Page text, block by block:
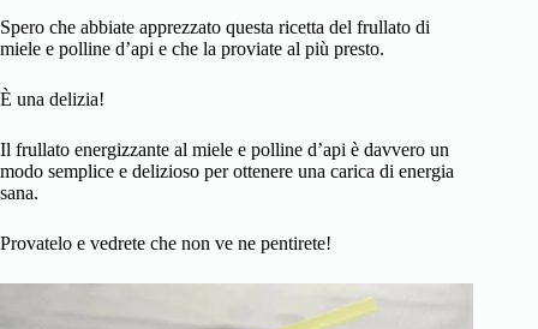
Spero che abbiate apprezzato questa ricetta del frullato di
miele e polline d’api e che la proviate al più presto.
È una delizia!
Il frullato energizzante al miele e polline d’api è davvero un
modo semplice e delizioso per ottenere una carica di energia
sana.
Provatelo e vedrete che non ve ne pentirete!